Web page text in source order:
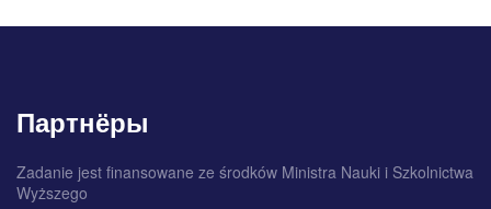
Партнёры
Zadanie jest finansowane ze środków Ministra Nauki i Szkolnictwa
Wyższego